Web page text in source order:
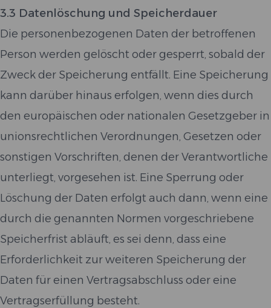
3.3 Datenlöschung und Speicherdauer
Die personenbezogenen Daten der betroffenen
Person werden gelöscht oder gesperrt, sobald der
Zweck der Speicherung entfällt. Eine Speicherung
kann darüber hinaus erfolgen, wenn dies durch
den europäischen oder nationalen Gesetzgeber in
unionsrechtlichen Verordnungen, Gesetzen oder
sonstigen Vorschriften, denen der Verantwortliche
unterliegt, vorgesehen ist. Eine Sperrung oder
Löschung der Daten erfolgt auch dann, wenn eine
durch die genannten Normen vorgeschriebene
Speicherfrist abläuft, es sei denn, dass eine
Erforderlichkeit zur weiteren Speicherung der
Daten für einen Vertragsabschluss oder eine
Vertragserfüllung besteht.